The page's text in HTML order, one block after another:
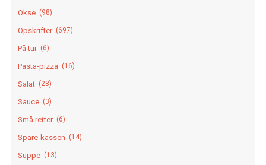
Okse (98)
Opskrifter (697)
På tur (6)
Pasta-pizza (16)
Salat (28)
Sauce (3)
Små retter (6)
Spare-kassen (14)
Suppe (13)